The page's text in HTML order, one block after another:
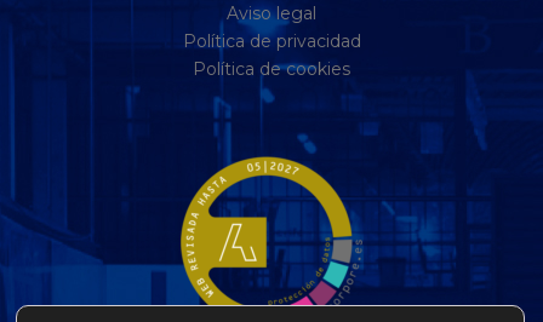
Aviso legal
Política de privacidad
Política de cookies